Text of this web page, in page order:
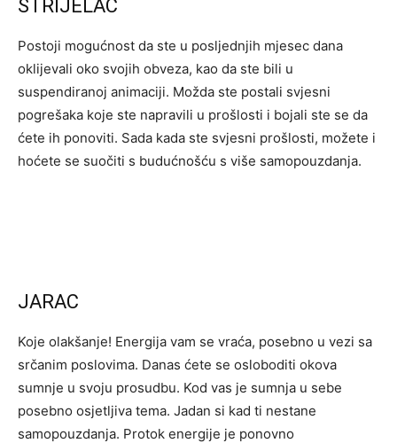
STRIJELAC
Postoji mogućnost da ste u posljednjih mjesec dana
oklijevali oko svojih obveza, kao da ste bili u
suspendiranoj animaciji. Možda ste postali svjesni
pogrešaka koje ste napravili u prošlosti i bojali ste se da
ćete ih ponoviti. Sada kada ste svjesni prošlosti, možete i
hoćete se suočiti s budućnošću s više samopouzdanja.
JARAC
Koje olakšanje! Energija vam se vraća, posebno u vezi sa
srčanim poslovima. Danas ćete se osloboditi okova
sumnje u svoju prosudbu. Kod vas je sumnja u sebe
posebno osjetljiva tema. Jadan si kad ti nestane
samopouzdanja. Protok energije je ponovno